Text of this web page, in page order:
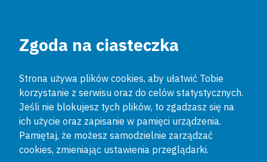
Zgoda na ciasteczka
Strona używa plików cookies, aby ułatwić Tobie
korzystanie z serwisu oraz do celów statystycznych.
Jeśli nie blokujesz tych plików, to zgadzasz się na
ich użycie oraz zapisanie w pamięci urządzenia.
Pamiętaj, że możesz samodzielnie zarządzać
cookies, zmieniając ustawienia przeglądarki.